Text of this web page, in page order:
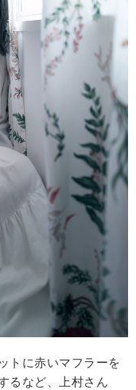
トに赤いマフラーを
るなど、上村さん